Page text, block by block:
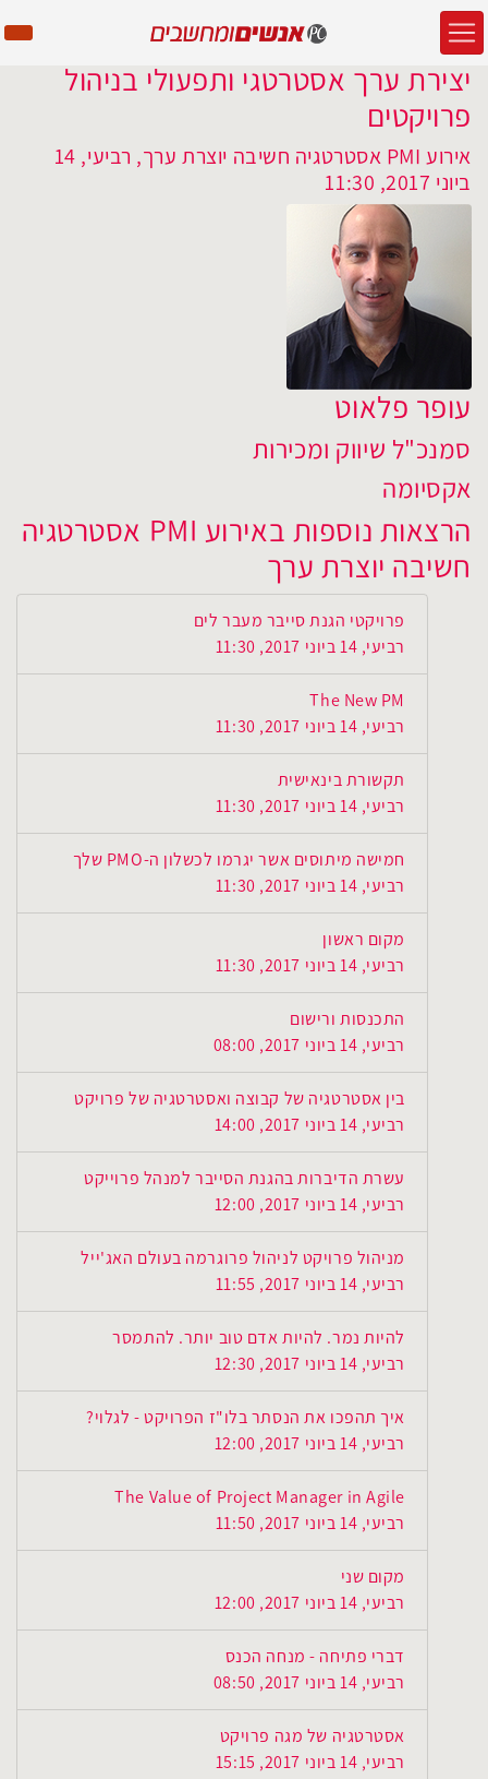
יצירת ערך אסטרטגי ותפעולי בניהול
פרויקטים
אירוע PMI אסטרטגיה חשיבה יוצרת ערך, רביעי, 14
ביוני 2017, 11:30
עופר פלאוט
סמנכ"ל שיווק ומכירות
אקסיומה
הרצאות נוספות באירוע PMI אסטרטגיה
חשיבה יוצרת ערך
פרויקטי הגנת סייבר מעבר לים
רביעי, 14 ביוני 2017, 11:30
The New PM
רביעי, 14 ביוני 2017, 11:30
תקשורת בינאישית
רביעי, 14 ביוני 2017, 11:30
חמישה מיתוסים אשר יגרמו לכשלון ה-PMO שלך
רביעי, 14 ביוני 2017, 11:30
מקום ראשון
רביעי, 14 ביוני 2017, 11:30
התכנסות ורישום
רביעי, 14 ביוני 2017, 08:00
בין אסטרטגיה של קבוצה ואסטרטגיה של פרויקט
רביעי, 14 ביוני 2017, 14:00
עשרת הדיברות בהגנת הסייבר למנהל פרוייקט
רביעי, 14 ביוני 2017, 12:00
מניהול פרויקט לניהול פרוגרמה בעולם האג'ייל
רביעי, 14 ביוני 2017, 11:55
להיות נמר. להיות אדם טוב יותר. להתמסר
רביעי, 14 ביוני 2017, 12:30
איך תהפכו את הנסתר בלו"ז הפרויקט - לגלוי?
רביעי, 14 ביוני 2017, 12:00
The Value of Project Manager in Agile
רביעי, 14 ביוני 2017, 11:50
מקום שני
רביעי, 14 ביוני 2017, 12:00
דברי פתיחה - מנחה הכנס
רביעי, 14 ביוני 2017, 08:50
אסטרטגיה של מגה פרויקט
רביעי, 14 ביוני 2017, 15:15